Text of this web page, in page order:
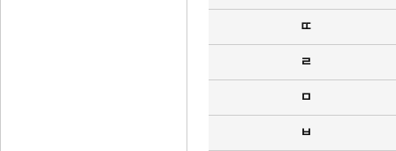
ㄸ
ㄹ
ㅁ
ㅂ